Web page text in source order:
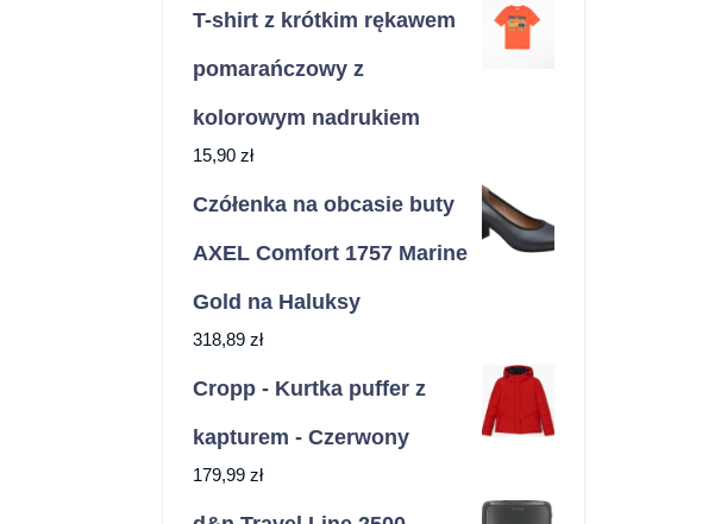
T-shirt z krótkim rękawem
pomarańczowy z
kolorowym nadrukiem
15,90 zł
Czółenka na obcasie buty
AXEL Comfort 1757 Marine
Gold na Haluksy
318,89 zł
Cropp - Kurtka puffer z
kapturem - Czerwony
179,99 zł